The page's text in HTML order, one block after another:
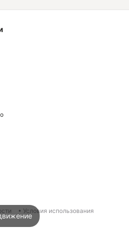
• Условия использования